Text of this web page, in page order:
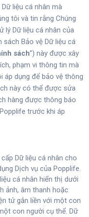
liệu cá nhân mà
tôi và tin rằng Chúng
lý Dữ liệu cá nhân của
sách Bảo vệ Dữ liệu cá
sách”) này được xây
phạm vi thông tin mà
áp dụng để bảo vệ thông
này có thể được sửa
hàng được thông báo
trước khi áp
Dữ liệu cá nhân cho
Dịch vụ của Popplife.
cá nhân hiển thị dưới
ảnh, âm thanh hoặc
tử gắn liền với một con
con người cụ thể. Dữ